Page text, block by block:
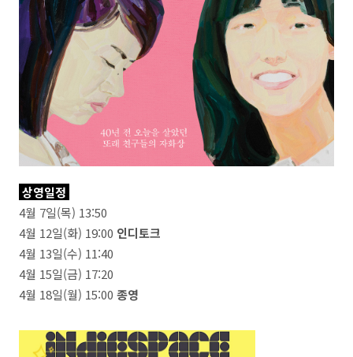
상영일정
4월 7일(목) 13:50
4월 12일(화) 19:00 인디토크
4월 13일(수) 11:40
4월 15일(금) 17:20
4월 18일(월) 15:00 종영